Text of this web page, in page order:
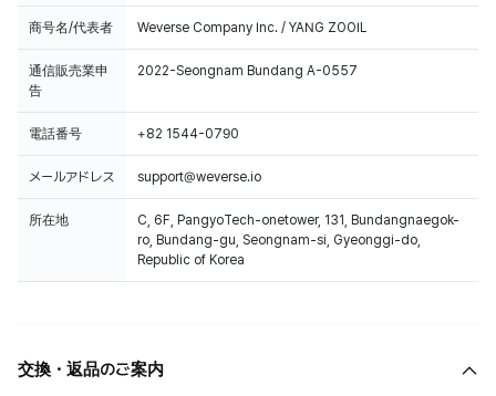
商号名/代表者 Weverse Company Inc. / YANG ZOOIL
通信販売業申
告
2022-Seongnam Bundang A-0557
電話番号 +82 1544-0790
メールアドレス support@weverse.io
所在地
C, 6F, PangyoTech-onetower, 131, Bundangnaegok-
ro, Bundang-gu, Seongnam-si, Gyeonggi-do,
Republic of Korea
交換・返品のご案内